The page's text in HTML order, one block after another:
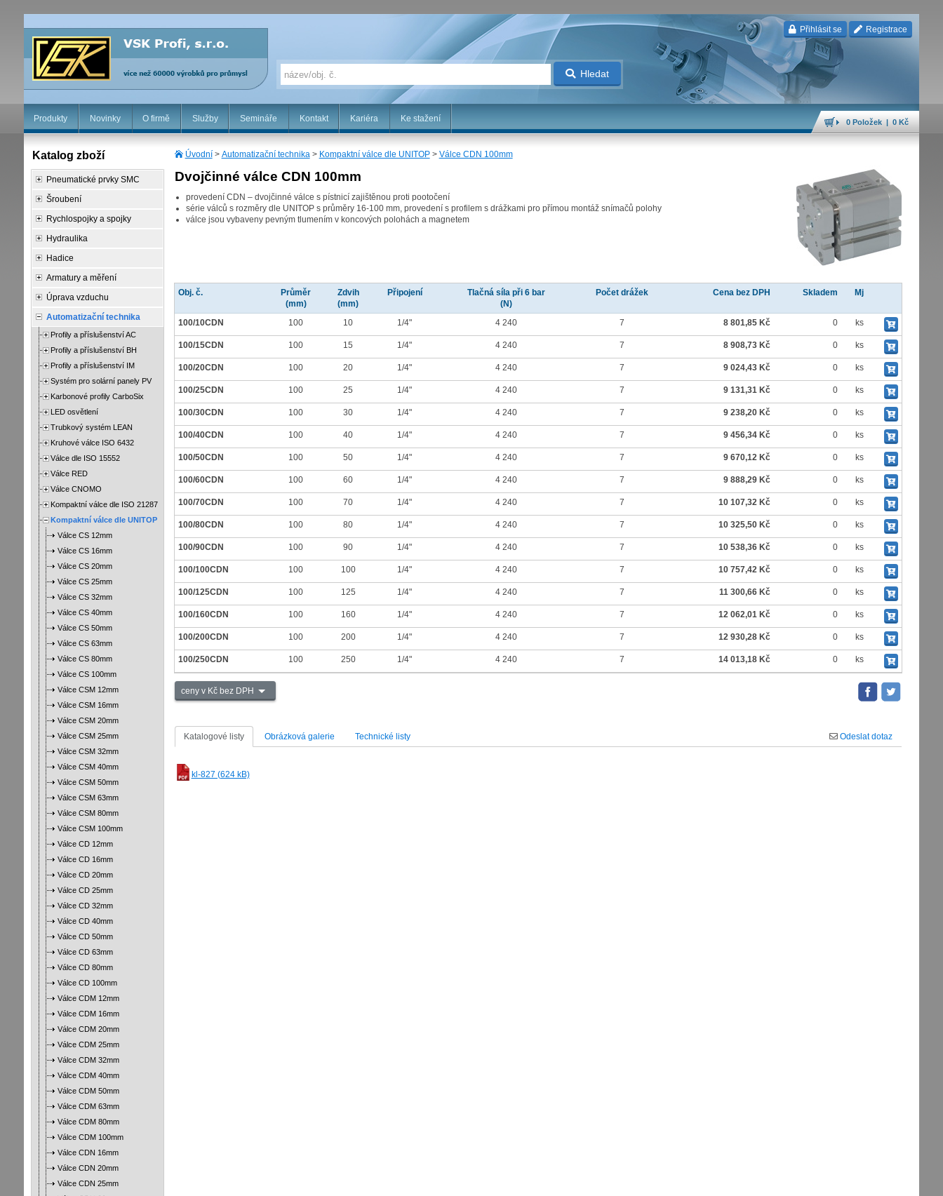
Přihlásit se Registrace
Hledat
Produkty Novinky O firmě Služby Semináře Kontakt Kariéra Ke stažení 0 Položek | 0 Kč
Úvodní> Automatizační technika> Kompaktní válce dle UNITOP> Válce CDN 100mm
Dvojčinné válce CDN 100mm
provedení CDN – dvojčinné válce s pístnicí zajištěnou proti pootočení
série válců s rozměry dle UNITOP s průměry 16-100 mm, provedení s profilem s drážkami pro přímou montáž snímačů polohy
válce jsou vybaveny pevným tlumením v koncových polohách a magnetem
Obj. č.
Průměr
(mm)
Zdvih
(mm)
Připojení
Tlačná síla při 6 bar
(N)
Počet drážek Cena bez DPH Skladem Mj
100/10CDN 100 10 1/4" 4 240 7 8 801,85 Kč 0 ks
100/15CDN 100 15 1/4" 4 240 7 8 908,73 Kč 0 ks
100/20CDN 100 20 1/4" 4 240 7 9 024,43 Kč 0 ks
100/25CDN 100 25 1/4" 4 240 7 9 131,31 Kč 0 ks
100/30CDN 100 30 1/4" 4 240 7 9 238,20 Kč 0 ks
100/40CDN 100 40 1/4" 4 240 7 9 456,34 Kč 0 ks
100/50CDN 100 50 1/4" 4 240 7 9 670,12 Kč 0 ks
100/60CDN 100 60 1/4" 4 240 7 9 888,29 Kč 0 ks
100/70CDN 100 70 1/4" 4 240 7 10 107,32 Kč 0 ks
100/80CDN 100 80 1/4" 4 240 7 10 325,50 Kč 0 ks
100/90CDN 100 90 1/4" 4 240 7 10 538,36 Kč 0 ks
100/100CDN 100 100 1/4" 4 240 7 10 757,42 Kč 0 ks
100/125CDN 100 125 1/4" 4 240 7 11 300,66 Kč 0 ks
100/160CDN 100 160 1/4" 4 240 7 12 062,01 Kč 0 ks
100/200CDN 100 200 1/4" 4 240 7 12 930,28 Kč 0 ks
100/250CDN 100 250 1/4" 4 240 7 14 013,18 Kč 0 ks
ceny v Kč bez DPH
Katalogové listy Obrázková galerie Technické listy Odeslat dotaz
kl-827 (624 kB)
Katalog zboží
Pneumatické prvky SMC
Šroubení
Rychlospojky a spojky
Hydraulika
Hadice
Armatury a měření
Úprava vzduchu
Automatizační technika
Profily a příslušenství AC
Profily a příslušenství BH
Profily a příslušenství IM
Systém pro solární panely PV
Karbonové profily CarboSix
LED osvětlení
Trubkový systém LEAN
Kruhové válce ISO 6432
Válce dle ISO 15552
Válce RED
Válce CNOMO
Kompaktní válce dle ISO 21287
Kompaktní válce dle UNITOP
Válce CS 12mm
Válce CS 16mm
Válce CS 20mm
Válce CS 25mm
Válce CS 32mm
Válce CS 40mm
Válce CS 50mm
Válce CS 63mm
Válce CS 80mm
Válce CS 100mm
Válce CSM 12mm
Válce CSM 16mm
Válce CSM 20mm
Válce CSM 25mm
Válce CSM 32mm
Válce CSM 40mm
Válce CSM 50mm
Válce CSM 63mm
Válce CSM 80mm
Válce CSM 100mm
Válce CD 12mm
Válce CD 16mm
Válce CD 20mm
Válce CD 25mm
Válce CD 32mm
Válce CD 40mm
Válce CD 50mm
Válce CD 63mm
Válce CD 80mm
Válce CD 100mm
Válce CDM 12mm
Válce CDM 16mm
Válce CDM 20mm
Válce CDM 25mm
Válce CDM 32mm
Válce CDM 40mm
Válce CDM 50mm
Válce CDM 63mm
Válce CDM 80mm
Válce CDM 100mm
Válce CDN 16mm
Válce CDN 20mm
Válce CDN 25mm